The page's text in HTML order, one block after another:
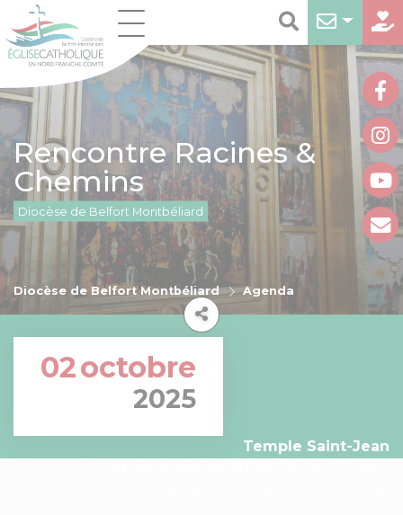
Rencontre Racines &
Chemins
Diocèse de Belfort Montbéliard
Diocèse de Belfort Montbéliard Agenda
02octobre
2025
Temple Saint-Jean